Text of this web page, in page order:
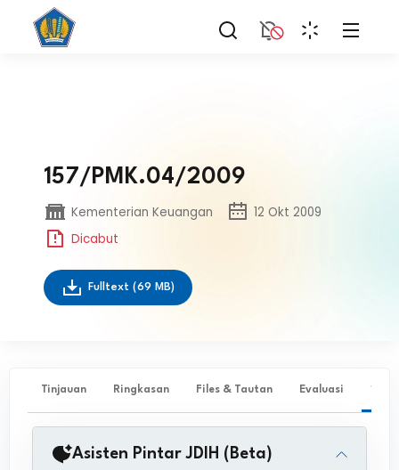
157/PMK.04/2009
Kementerian Keuangan
12 Okt 2009
Dicabut
Fulltext (69 MB)
Tinjauan Ringkasan Files & Tautan Evaluasi ✨
Asisten Pintar JDIH (Beta)